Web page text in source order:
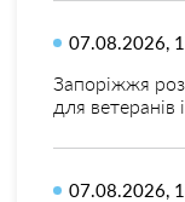
07.08.2026,
Запоріжжя
для ветеранів
07.08.2026,